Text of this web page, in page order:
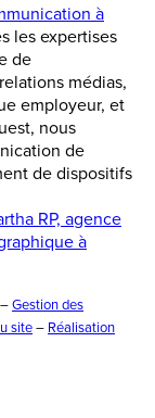
à
les expertises
de
médias,
employeur, et
nous
de
de dispositifs
RP, agence
à
–Gestion des
site– Réalisation